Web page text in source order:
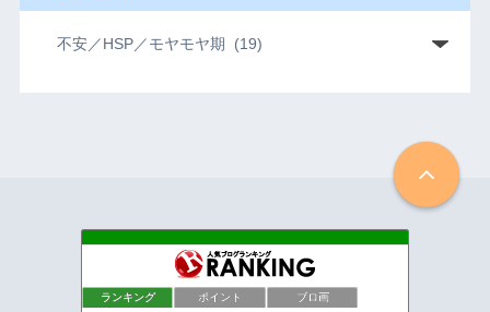
ランキング ポイント ブロ画
バンクーバー在住ひきこもり女子の日常
20位 アサラーりえの日常とカーライフプログ